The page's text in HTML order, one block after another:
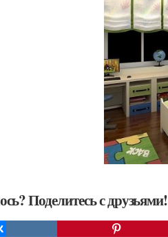
Поделитесь с друзьями!